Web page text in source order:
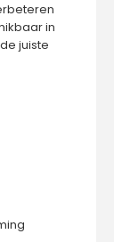
in
juiste